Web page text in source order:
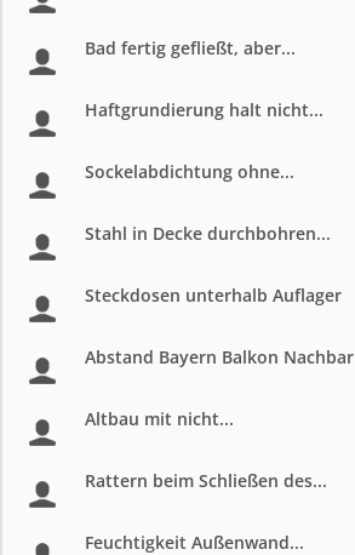
Bad fertig gefließt, aber...
Haftgrundierung halt nicht...
Sockelabdichtung ohne...
Stahl in Decke durchbohren...
Steckdosen unterhalb Auflager
Abstand Bayern Balkon Nachbar
Altbau mit nicht...
Rattern beim Schließen des...
Feuchtigkeit Außenwand...